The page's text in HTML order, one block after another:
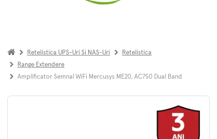
Retelistica UPS-Uri Si NAS-Uri
Retelistica
Range Extendere
Amplificator Semnal WiFi Mercusys ME20, AC750 Dual Band